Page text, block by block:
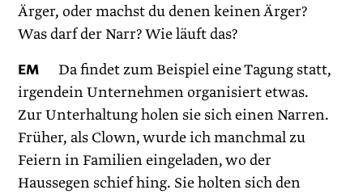
Ärger, oder machst du denen keinen Ärger?
Was darf der Narr? Wie läuft das?
EM Da findet zum Beispiel eine Tagung statt,
irgendein Unternehmen organisiert etwas.
Zur Unterhaltung holen sie sich einen Narren.
Früher, als Clown, wurde ich manchmal zu
Feiern in Familien eingeladen, wo der
Haussegen schief hing. Sie holten sich den